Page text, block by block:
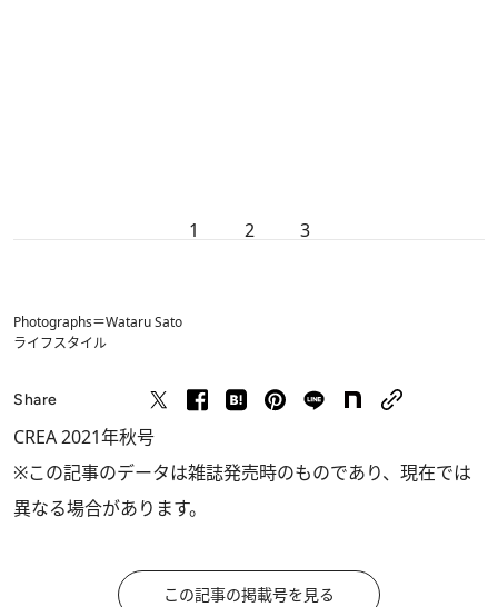
1 2 3
Photographs＝Wataru Sato
ライフスタイル
Share
CREA 2021年秋号
※この記事のデータは雑誌発売時のものであり、現在では
異なる場合があります。
この記事の掲載号を見る